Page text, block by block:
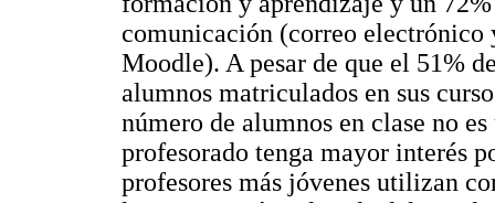
comunicación (correo
Moodle). A pesar de que el 51%
alumnos matriculados en sus
número de alumnos en clase no
profesorado tenga mayor interés
profesores más jóvenes utilizan